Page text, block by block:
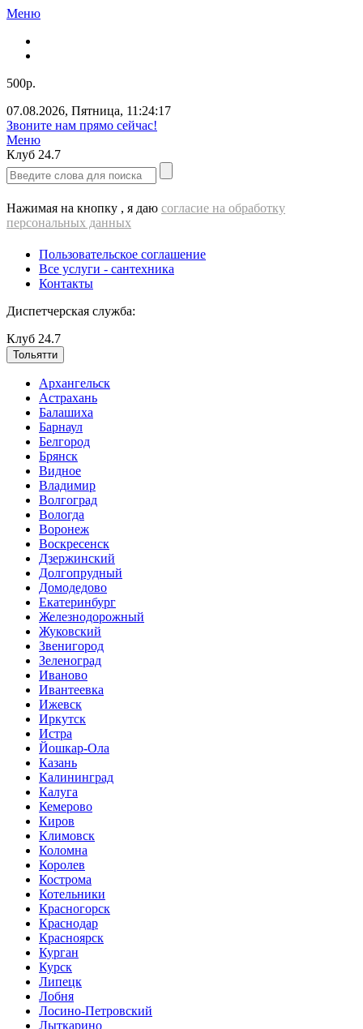
Меню
500р.
07.08.2026, Пятница, 11:24:17
Звоните нам прямо сейчас!
Меню
Клуб 24.7
Нажимая на кнопку , я даю согласие на обработку
персональных данных
Пользовательское соглашение
Все услуги - cантехника
Контакты
Диспетчерская служба:
Клуб 24.7
Тольятти
Архангельск
Астрахань
Балашиха
Барнаул
Белгород
Брянск
Видное
Владимир
Волгоград
Вологда
Воронеж
Воскресенск
Дзержинский
Долгопрудный
Домодедово
Екатеринбург
Железнодорожный
Жуковский
Звенигород
Зеленоград
Иваново
Ивантеевка
Ижевск
Иркутск
Истра
Йошкар-Ола
Казань
Калининград
Калуга
Кемерово
Киров
Климовск
Коломна
Королев
Кострома
Котельники
Красногорск
Краснодар
Красноярск
Курган
Курск
Липецк
Лобня
Лосино-Петровский
Лыткарино